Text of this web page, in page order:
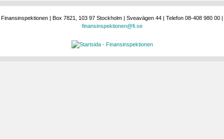
Finansinspektionen | Box 7821, 103 97 Stockholm | Sveavägen 44 | Telefon 08-408 980 00 |
finansinspektionen@fi.se